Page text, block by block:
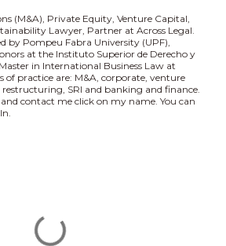
(M&A), Private Equity, Venture Capital,
Lawyer, Partner at Across Legal.
by Pompeu Fabra University (UPF),
at the Instituto Superior de Derecho y
in International Business Law at
of practice are: M&A, corporate, venture
SRI and banking and finance.
contact me click on my name. You can